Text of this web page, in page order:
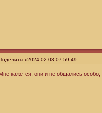
2024-02-03 07:59:49
кажется, они и не общались